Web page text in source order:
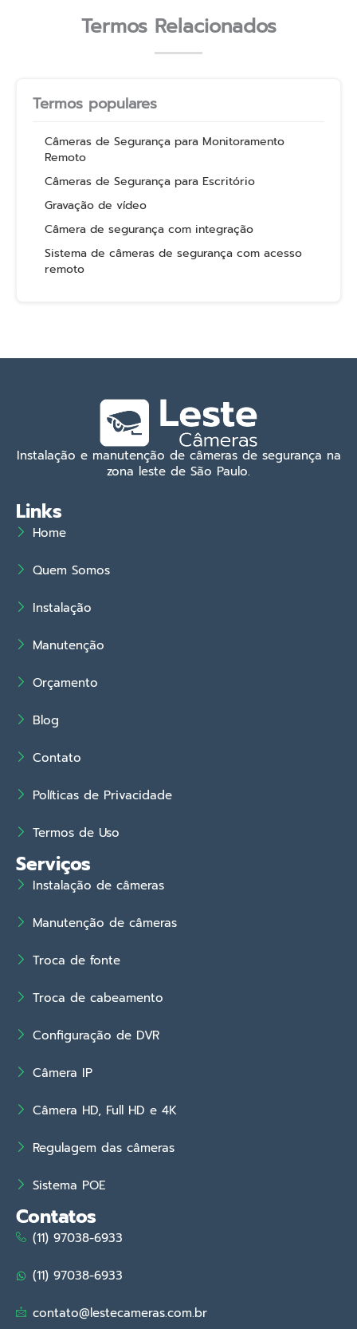
Termos Relacionados
Termos populares
Câmeras de Segurança para Monitoramento
Remoto
Câmeras de Segurança para Escritório
Gravação de vídeo
Câmera de segurança com integração
Sistema de câmeras de segurança com acesso
remoto
Instalação e manutenção de câmeras de segurança na
zona leste de São Paulo.
Links
Home
Quem Somos
Instalação
Manutenção
Orçamento
Blog
Contato
Políticas de Privacidade
Termos de Uso
Serviços
Instalação de câmeras
Manutenção de câmeras
Troca de fonte
Troca de cabeamento
Configuração de DVR
Câmera IP
Câmera HD, Full HD e 4K
Regulagem das câmeras
Sistema POE
Contatos
(11) 97038-6933
(11) 97038-6933
contato@lestecameras.com.br